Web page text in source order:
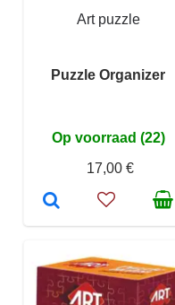
Art puzzle
Puzzle Organizer
Op voorraad (22)
17,00 €